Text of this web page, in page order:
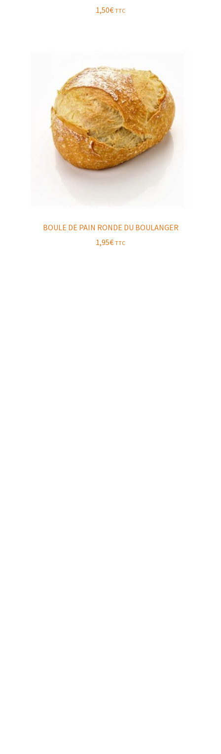
1,50€ TTC
BOULE DE PAIN RONDE DU BOULANGER
1,95€ TTC